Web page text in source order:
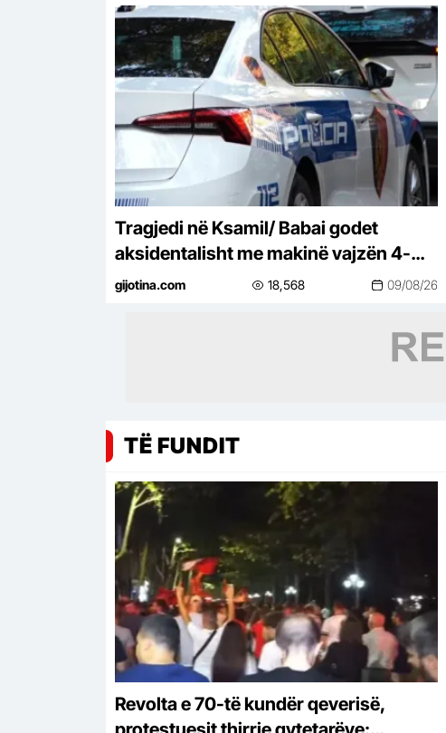
Tragjedi në Ksamil/ Babai godet
aksidentalisht me makinë vajzën 4-
vjeçare, fëmija humb jetën
gijotina.com 18,568 09/08/26
TË FUNDIT
Revolta e 70-të kundër qeverisë,